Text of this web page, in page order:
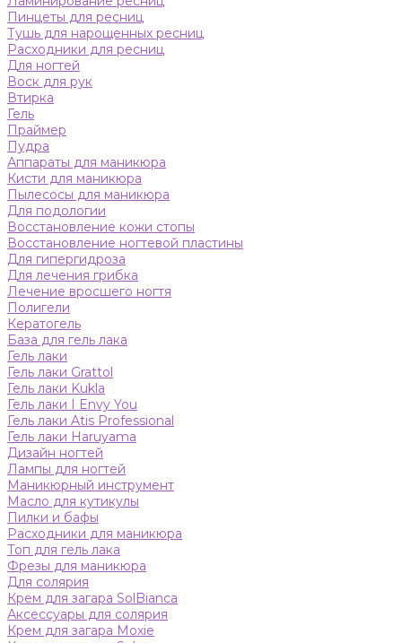
Пинцеты для ресниц
Тушь для нарощенных ресниц
Расходники для ресниц
Для ногтей
Воск для рук
Втирка
Гель
Праймер
Пудра
Аппараты для маникюра
Кисти для маникюра
Пылесосы для маникюра
Для подологии
Восстановление кожи стопы
Восстановление ногтевой пластины
Для гипергидроза
Для лечения грибка
Лечение вросшего ногтя
Полигели
Кератогель
База для гель лака
Гель лаки
Гель лаки Grattol
Гель лаки Kukla
Гель лаки I Envy You
Гель лаки Atis Professional
Гель лаки Haruyama
Дизайн ногтей
Лампы для ногтей
Маникюрный инструмент
Масло для кутикулы
Пилки и бафы
Расходники для маникюра
Топ для гель лака
Фрезы для маникюра
Для солярия
Крем для загара SolBianca
Аксессуары для солярия
Крем для загара Moxie